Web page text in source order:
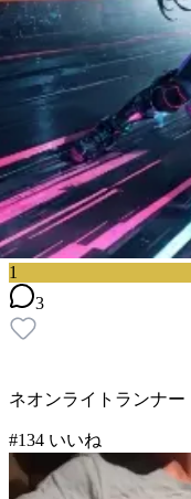
1
3
ネオンライトランナー
#134 いいね